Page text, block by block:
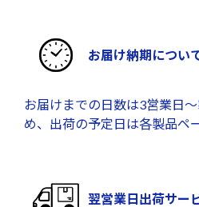
お届け納期につい
お届けまでの日数は3営業日
め、出荷の予定日は各製品ペ
翌営業日出荷サー